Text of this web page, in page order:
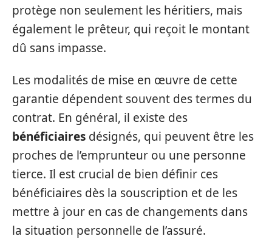
protège non seulement les héritiers, mais
également le prêteur, qui reçoit le montant
dû sans impasse.
Les modalités de mise en œuvre de cette
garantie dépendent souvent des termes du
contrat. En général, il existe des
bénéficiaires désignés, qui peuvent être les
proches de l’emprunteur ou une personne
tierce. Il est crucial de bien définir ces
bénéficiaires dès la souscription et de les
mettre à jour en cas de changements dans
la situation personnelle de l’assuré.